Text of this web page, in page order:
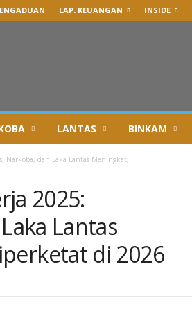
LAP. KEUANGAN INSIDE
LANTAS BINKAM
Narkoba, dan Laka Lantas Meningkat,...
2025:
Lantas
di 2026